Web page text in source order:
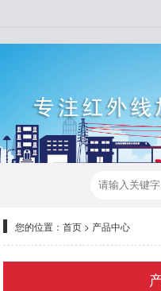
您的位置：首页 > 产品中心